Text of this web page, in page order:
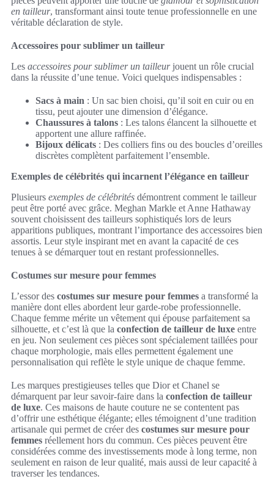
en tailleur, transformant ainsi toute tenue professionnelle en une
véritable déclaration de style.
Accessoires pour sublimer un tailleur
Les accessoires pour sublimer un tailleurjouent un rôle crucial
dans la réussite d’une tenue. Voici quelques indispensables :
Sacs à main : Un sac bien choisi, qu’il soit en cuir ou en
tissu, peut ajouter une dimension d’élégance.
Chaussures à talons : Les talons élancent la silhouette et
apportent une allure raffinée.
Bijoux délicats : Des colliers fins ou des boucles d’oreilles
discrètes complètent parfaitement l’ensemble.
Exemples de célébrités qui incarnent l’élégance en tailleur
Plusieurs exemples de célébrités démontrent comment le tailleur
peut être porté avec grâce. Meghan Markle et Anne Hathaway
souvent choisissent des tailleurs sophistiqués lors de leurs
apparitions publiques, montrant l’importance des accessoires bien
assortis. Leur style inspirant met en avant la capacité de ces
tenues à se démarquer tout en restant professionnelles.
Costumes sur mesure pour femmes
L’essor des costumes sur mesure pour femmes a transformé la
manière dont elles abordent leur garde-robe professionnelle.
Chaque femme mérite un vêtement qui épouse parfaitement sa
silhouette, et c’est là que la confection de tailleur de luxe entre
en jeu. Non seulement ces pièces sont spécialement taillées pour
chaque morphologie, mais elles permettent également une
personnalisation qui reflète le style unique de chaque femme.
Les marques prestigieuses telles que Dior et Chanel se
démarquent par leur savoir-faire dans la confection de tailleur
de luxe. Ces maisons de haute couture ne se contentent pas
d’offrir une esthétique élégante; elles témoignent d’une tradition
artisanale qui permet de créer des costumes sur mesure pour
femmes réellement hors du commun. Ces pièces peuvent être
considérées comme des investissements mode à long terme, non
seulement en raison de leur qualité, mais aussi de leur capacité à
traverser les tendances.